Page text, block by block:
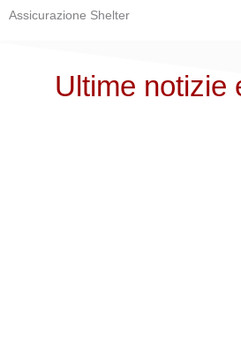
Assicurazione Shelter
Ultime notizie